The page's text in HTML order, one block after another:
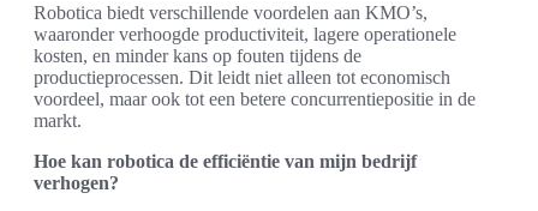
Robotica biedt verschillende voordelen aan KMO’s,
waaronder verhoogde productiviteit, lagere operationele
kosten, en minder kans op fouten tijdens de
productieprocessen. Dit leidt niet alleen tot economisch
voordeel, maar ook tot een betere concurrentiepositie in de
markt.
Hoe kan robotica de efficiëntie van mijn bedrijf
verhogen?